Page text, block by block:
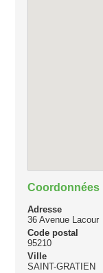
Coordonnées
Adresse
36 Avenue Lacour
Code postal
95210
Ville
SAINT-GRATIEN